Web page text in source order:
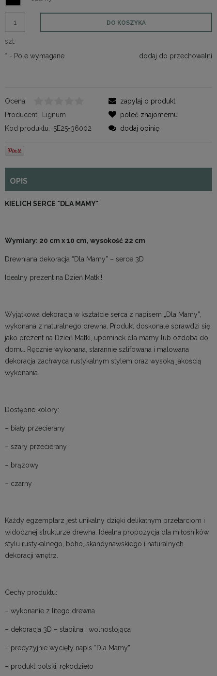
szt.
DO KOSZYKA
dodaj do przechowalni
* - Pole wymagane
Ocena:
Producent:
Lignum
Kod produktu: 5E25-36002
zapytaj o produkt
poleć znajomemu
dodaj opinię
OPIS
KIELICH SERCE "DLA MAMY"
Wymiary: 20 cm x 10 cm, wysokość 22 cm
Drewniana dekoracja “Dla Mamy” – serce 3D
Idealny prezent na Dzień Matki!
Wyjątkowa dekoracja w kształcie serca z napisem „Dla Mamy”,
wykonana z naturalnego drewna. Produkt doskonale sprawdzi się
jako prezent na Dzień Matki, upominek dla mamy lub ozdoba do
domu. Ręcznie wykonana, starannie szlifowana i malowana
dekoracja zachwyca rustykalnym stylem oraz wysoką jakością
wykonania.
Dostępne kolory:
– biały przecierany
– szary przecierany
– brązowy
– czarny
Każdy egzemplarz jest unikalny dzięki delikatnym przetarciom i
widocznej strukturze drewna. Idealna propozycja dla miłośników
stylu rustykalnego, boho, skandynawskiego i naturalnych
dekoracji wnętrz.
Cechy produktu:
– wykonanie z litego drewna
– dekoracja 3D – stabilna i wolnostojąca
– precyzyjnie wycięty napis “Dla Mamy”
– produkt polski, rękodzieło